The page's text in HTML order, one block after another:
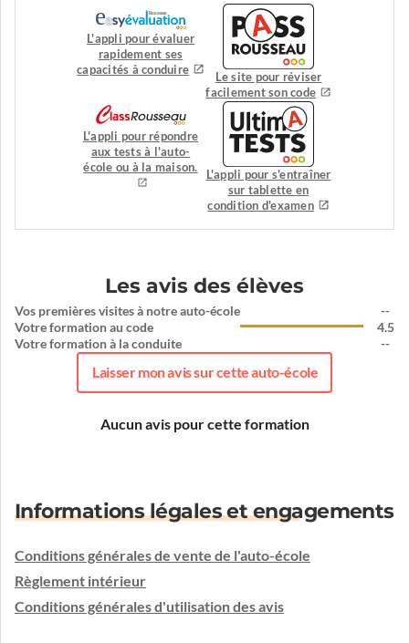
L'appli pour évaluer
rapidement ses
capacités à conduire
Le site pour réviser
facilement son code
L'appli pour répondre
aux tests à l'auto-
école ou à la maison.
L'appli pour s'entraîner
sur tablette en
condition d'examen
Les avis des élèves
Vos premières visites à notre auto-école
Votre formation au code
Votre formation à la conduite
--
4.5
--
Laisser mon avis sur cette auto-école
Aucun avis pour cette formation
Informations légales et engagements
Conditions générales de vente de l'auto-école
Règlement intérieur
Conditions générales d'utilisation des avis